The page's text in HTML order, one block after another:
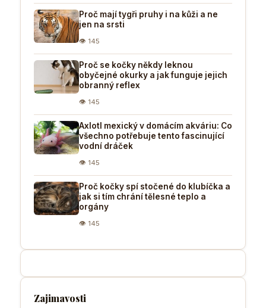
Proč mají tygři pruhy i na kůži a ne
jen na srsti
👁 145
Proč se kočky někdy leknou
obyčejné okurky a jak funguje jejich
obranný reflex
👁 145
Axlotl mexický v domácím akváriu: Co
všechno potřebuje tento fascinující
vodní dráček
👁 145
Proč kočky spí stočené do klubíčka a
jak si tím chrání tělesné teplo a
orgány
👁 145
Zajimavosti